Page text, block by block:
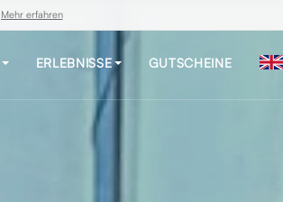
Mehr erfahren
ERLEBNISSE GUTSCHEINE